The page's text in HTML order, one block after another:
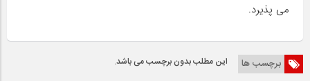
می پذیرد.
برچسب ها این مطلب بدون برچسب می باشد.